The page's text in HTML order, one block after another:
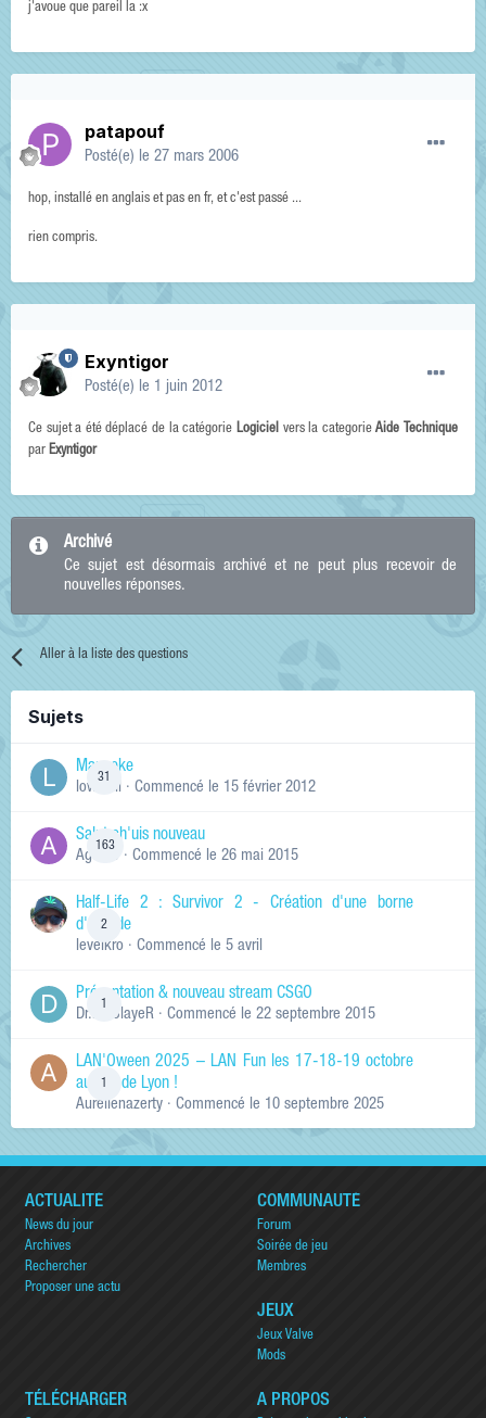
j'avoue que pareil la :x
patapouf
Posté(e) le 27 mars 2006
hop, installé en anglais et pas en fr, et c'est passé ...
rien compris.
Exyntigor
Posté(e) le 1 juin 2012
Ce sujet a été déplacé de la catégorie Logicielvers la categorieAide Technique
par Exyntigor
Archivé
Ce sujet est désormais archivé et ne peut plus recevoir de
nouvelles réponses.
Aller à la liste des questions
Sujets
31
Manneke
lowskill · Commencé le 15 février 2012
163
Salut ch'uis nouveau
Ag0Nie · Commencé le 26 mai 2015
2
Half-Life 2 : Survivor 2 - Création d'une borne
d'arcade
levelkro · Commencé le 5 avril
Présentation & nouveau stream CSGO
Dr.KinSlayeR · Commencé le 22 septembre 2015
LAN'Oween 2025 – LAN Fun les 17-18-19 octobre
au sud de Lyon !
Aurelienazerty · Commencé le 10 septembre 2025
ACTUALITÉ
News du jour
Archives
Rechercher
Proposer une actu
COMMUNAUTÉ
Forum
Soirée de jeu
Membres
JEUX
Jeux Valve
Mods
TÉLÉCHARGER A PROPOS